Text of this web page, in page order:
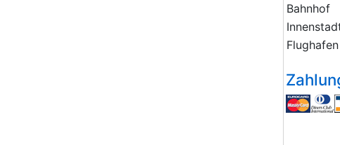
Bahnhof
Flughafen